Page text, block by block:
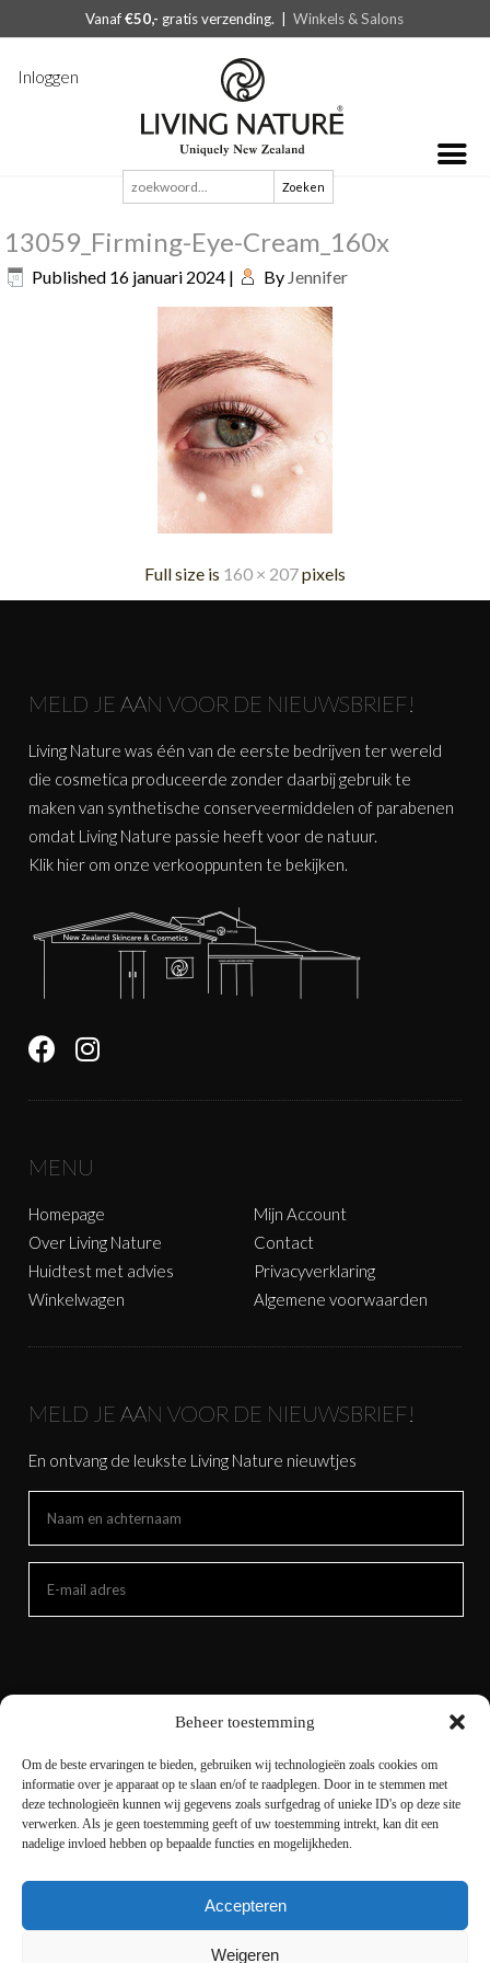
Beheer toestemming
Om de beste ervaringen te bieden, gebruiken wij technologieën zoals cookies om
informatie over je apparaat op te slaan en/of te raadplegen. Door in te stemmen met
deze technologieën kunnen wij gegevens zoals surfgedrag of unieke ID's op deze site
verwerken. Als je geen toestemming geeft of uw toestemming intrekt, kan dit een
nadelige invloed hebben op bepaalde functies en mogelijkheden.
Accepteren
Weigeren
Vanaf€50,- gratis verzending. |Winkels & Salons
Inloggen
Zoeken
naar:
13059_Firming-Eye-Cream_160x
Published 16 januari 2024 | By Jennifer
Full size is 160 × 207pixels
MELD JE AAN VOOR DE NIEUWSBRIEF!
Living Nature was één van de eerste bedrijven ter wereld
die cosmetica produceerde zonder daarbij gebruik te
maken van synthetische conserveermiddelen of parabenen
omdat Living Nature passie heeft voor de natuur.
Klik hier om onze verkooppunten te bekijken.
MENU
Homepage
Over Living Nature
Huidtest met advies
Winkelwagen
Mijn Account
Contact
Privacyverklaring
Algemene voorwaarden
MELD JE AAN VOOR DE NIEUWSBRIEF!
En ontvang de leukste Living Nature nieuwtjes
Copyright © 2021 livingnature.nl | Alle rechten